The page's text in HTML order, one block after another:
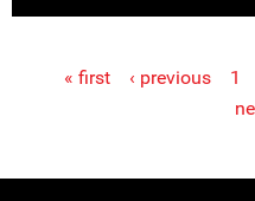
Pages« first ‹ previous 1